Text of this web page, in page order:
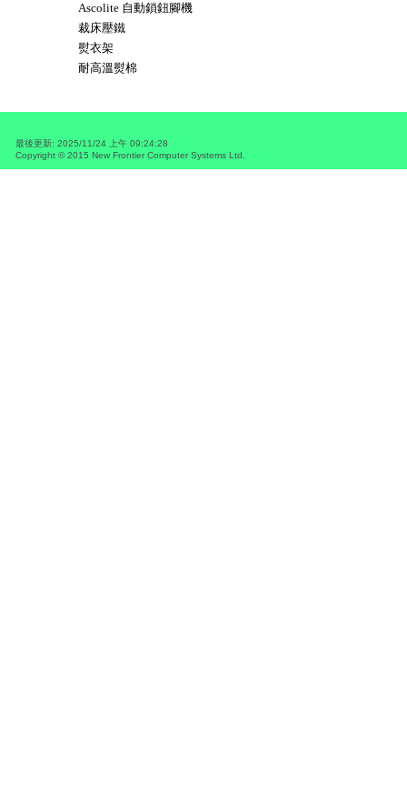
Ascolite 自動鎖鈕腳機
裁床壓鐵
熨衣架
耐高溫熨棉
最後更新: 2025/11/24 上午 09:24:28
Copyright © 2015 New Frontier Computer Systems Ltd.